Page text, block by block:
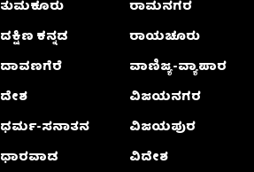
ತುಮಕೂರು
ದಕ್ಷಿಣ ಕನ್ನಡ
ದಾವಣಗೆರೆ
ದೇಶ
ಧರ್ಮ-ಸನಾತನ
ಧಾರವಾಡ
ರಾಮನಗರ
ರಾಯಚೂರು
ವಾಣಿಜ್ಯ-ವ್ಯಾಪಾರ
ವಿಜಯನಗರ
ವಿಜಯಪುರ
ವಿದೇಶ